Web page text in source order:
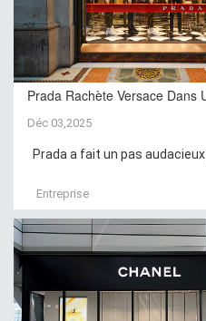
Prada Rachète Versace
Déc 03,2025
Prada a fait un pas
Entreprise